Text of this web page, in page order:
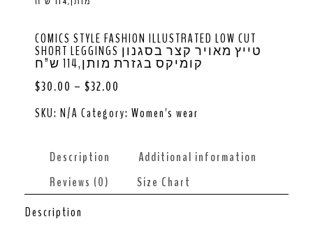
מותן,114 ש”ח
COMICS STYLE FASHION ILLUSTRATED LOW CUT
SHORT LEGGINGS טייץ מאויר קצר בסגנון
קומיקס בגזרת מותן,114 ש”ח
$30.00 – $32.00
SKU: N/A Category: Women's wear
Description
Additional information
Reviews (0)
Size Chart
Description